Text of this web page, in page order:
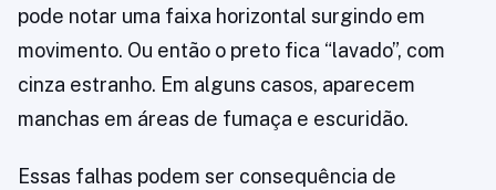
pode notar uma faixa horizontal surgindo em
movimento. Ou então o preto fica “lavado”, com
cinza estranho. Em alguns casos, aparecem
manchas em áreas de fumaça e escuridão.
Essas falhas podem ser consequência de